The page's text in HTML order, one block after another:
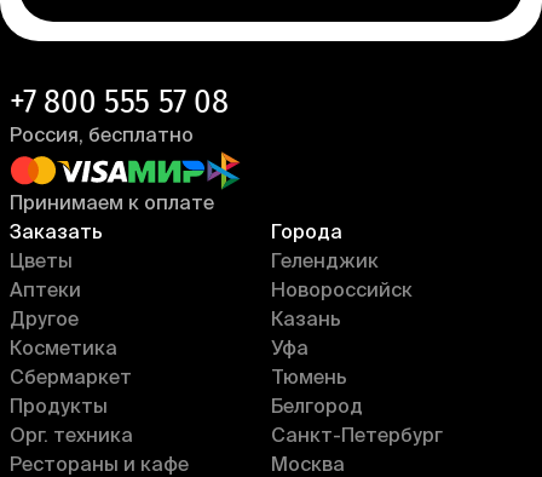
Заказать
Цветы
Аптеки
Другое
Косметика
Сбермаркет
Продукты
Орг. техника
Рестораны и кафе
Города
Геленджик
Новороссийск
Казань
Уфа
Тюмень
Белгород
Санкт-Петербург
Москва
+7 800 555 57 08
Россия, бесплатно
Принимаем к оплате